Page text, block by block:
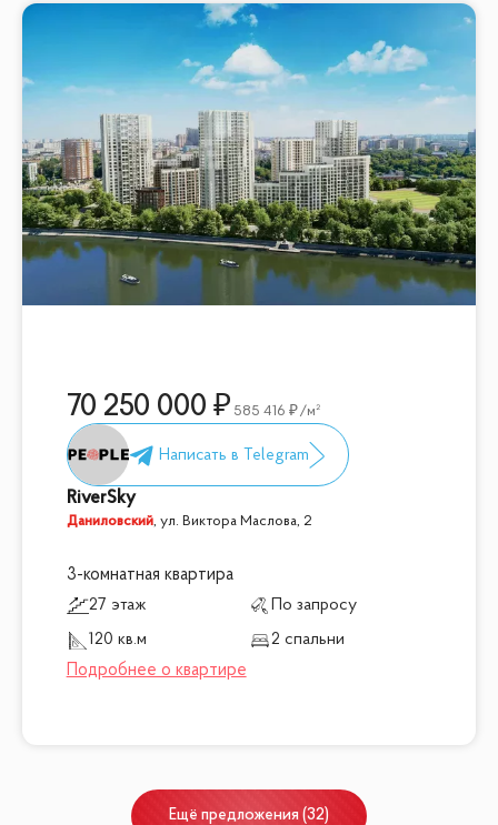
70 250 000 585 416 /м²
RiverSky
Даниловский, ул. Виктора Маслова, 2
3-комнатная квартира
27 этаж
По запросу
120 кв.м
2 спальни
Ещё предложения (32)